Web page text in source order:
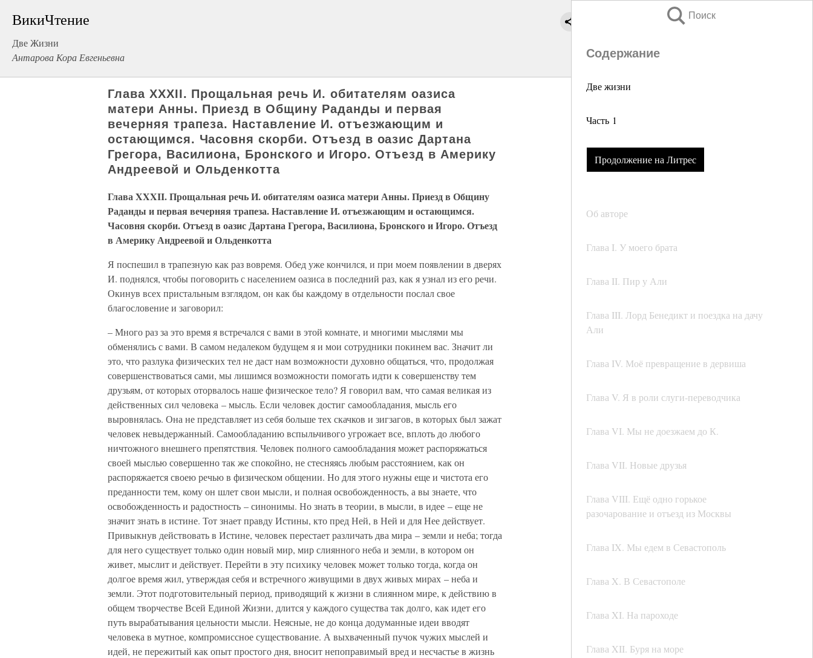
ВикиЧтение
Две Жизни
Антарова Кора Евгеньевна
Поиск
Содержание
Две жизни
Часть 1
Продолжение на Литрес
Об авторе
Глава I. У моего брата
Глава II. Пир у Али
Глава III. Лорд Бенедикт и поездка на дачу
Али
Глава IV. Моё превращение в дервиша
Глава V. Я в роли слуги-переводчика
Глава VI. Мы не доезжаем до К.
Глава VII. Новые друзья
Глава VIII. Ещё одно горькое
разочарование и отъезд из Москвы
Глава IX. Мы едем в Севастополь
Глава X. В Севастополе
Глава XI. На пароходе
Глава XII. Буря на море
Глава XXXII. Прощальная речь И. обитателям оазиса
матери Анны. Приезд в Общину Раданды и первая
вечерняя трапеза. Наставление И. отъезжающим и
остающимся. Часовня скорби. Отъезд в оазис Дартана
Грегора, Василиона, Бронского и Игоро. Отъезд в Америку
Андреевой и Ольденкотта
Глава XXXII. Прощальная речь И. обитателям оазиса матери Анны. Приезд в Общину
Раданды и первая вечерняя трапеза. Наставление И. отъезжающим и остающимся.
Часовня скорби. Отъезд в оазис Дартана Грегора, Василиона, Бронского и Игоро. Отъезд
в Америку Андреевой и Ольденкотта
Я поспешил в трапезную как раз вовремя. Обед уже кончился, и при моем появлении в дверях
И. поднялся, чтобы поговорить с населением оазиса в последний раз, как я узнал из его речи.
Окинув всех пристальным взглядом, он как бы каждому в отдельности послал свое
благословение и заговорил:
– Много раз за это время я встречался с вами в этой комнате, и многими мыслями мы
обменялись с вами. В самом недалеком будущем я и мои сотрудники покинем вас. Значит ли
это, что разлука физических тел не даст нам возможности духовно общаться, что, продолжая
совершенствоваться сами, мы лишимся возможности помогать идти к совершенству тем
друзьям, от которых оторвалось наше физическое тело? Я говорил вам, что самая великая из
действенных сил человека – мысль. Если человек достиг самообладания, мысль его
выровнялась. Она не представляет из себя больше тех скачков и зигзагов, в которых был зажат
человек невыдержанный. Самообладанию вспыльчивого угрожает все, вплоть до любого
ничтожного внешнего препятствия. Человек полного самообладания может распоряжаться
своей мыслью совершенно так же спокойно, не стесняясь любым расстоянием, как он
распоряжается своею речью в физическом общении. Но для этого нужны еще и чистота его
преданности тем, кому он шлет свои мысли, и полная освобожденность, а вы знаете, что
освобожденность и радостность – синонимы. Но знать в теории, в мысли, в идее – еще не
значит знать в истине. Тот знает правду Истины, кто пред Ней, в Ней и для Нее действует.
Привыкнув действовать в Истине, человек перестает различать два мира – земли и неба; тогда
для него существует только один новый мир, мир слиянного неба и земли, в котором он
живет, мыслит и действует. Перейти в эту психику человек может только тогда, когда он
долгое время жил, утверждая себя и встречного живущими в двух живых мирах – неба и
земли. Этот подготовительный период, приводящий к жизни в слиянном мире, к действию в
общем творчестве Всей Единой Жизни, длится у каждого существа так долго, как идет его
путь вырабатывания цельности мысли. Неясные, не до конца додуманные идеи вводят
человека в мутное, компромиссное существование. А выхваченный пучок чужих мыслей и
идей, не пережитый как опыт простого дня, вносит непоправимый вред и несчастье в жизнь